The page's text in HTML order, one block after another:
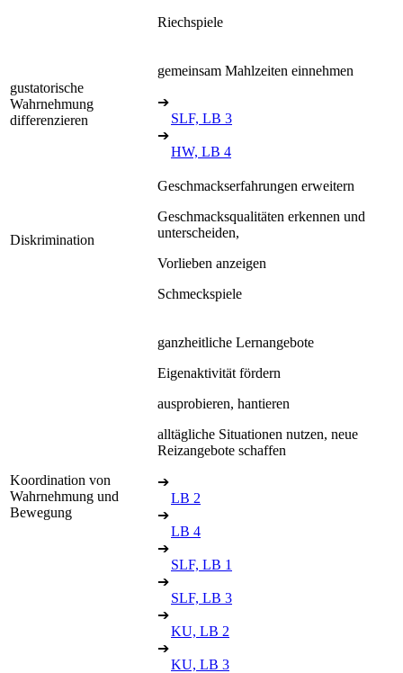
Riechspiele
gustatorische
Wahrnehmung
differenzieren
gemeinsam Mahlzeiten einnehmen
➔
SLF, LB 3
➔
HW, LB 4
Diskrimination
Geschmackserfahrungen erweitern
Geschmacksqualitäten erkennen und
unterscheiden,
Vorlieben anzeigen
Schmeckspiele
Koordination von
Wahrnehmung und
Bewegung
ganzheitliche Lernangebote
Eigenaktivität fördern
ausprobieren, hantieren
alltägliche Situationen nutzen, neue
Reizangebote schaffen
➔
LB 2
➔
LB 4
➔
SLF, LB 1
➔
SLF, LB 3
➔
KU, LB 2
➔
KU, LB 3